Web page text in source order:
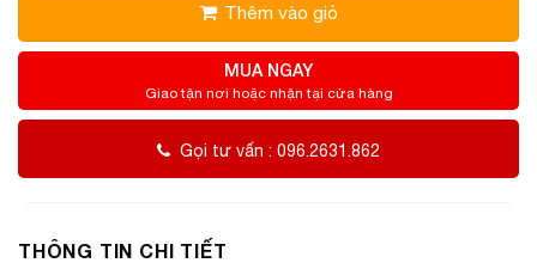
Thêm vào giỏ
MUA NGAY
Giao tận nơi hoặc nhận tại cửa hàng
Gọi tư vấn : 096.2631.862
THÔNG TIN CHI TIẾT